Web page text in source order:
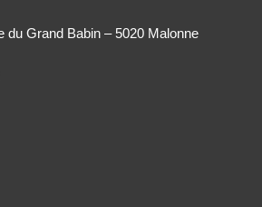
du Grand Babin – 5020 Malonne